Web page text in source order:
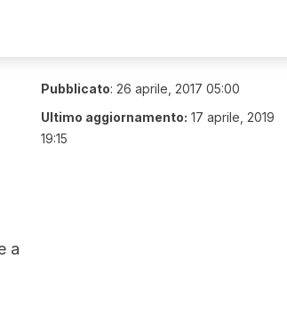
a
Pubblicato: 26 aprile, 2017 05:00
Ultimo aggiornamento: 17 aprile, 2019
19:15